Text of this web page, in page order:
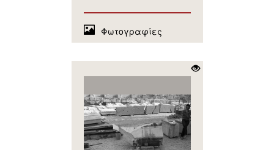
Φωτογραφίες